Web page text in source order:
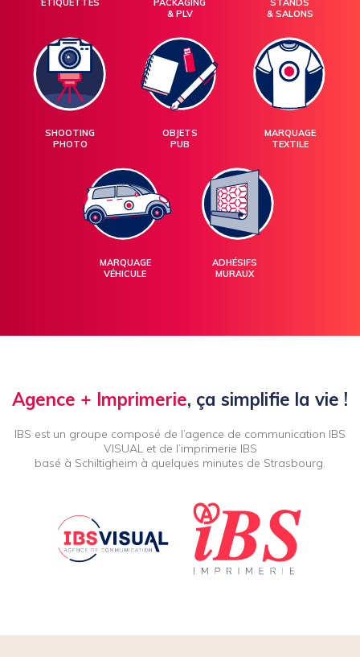
ÉTIQUETTES
PACKAGING
& PLV
STANDS
& SALONS
SHOOTING
PHOTO
OBJETS
PUB
MARQUAGE
TEXTILE
MARQUAGE
VÉHICULE
ADHÉSIFS
MURAUX
Agence + Imprimerie, ça simplifie la vie !
IBS est un groupe composé de l’agence de communication IBS
VISUAL et de l’imprimerie IBS
basé à Schiltigheim à quelques minutes de Strasbourg.